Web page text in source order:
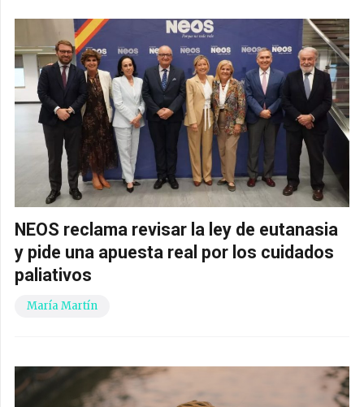
NEOS reclama revisar la ley de eutanasia
y pide una apuesta real por los cuidados
paliativos
María Martín